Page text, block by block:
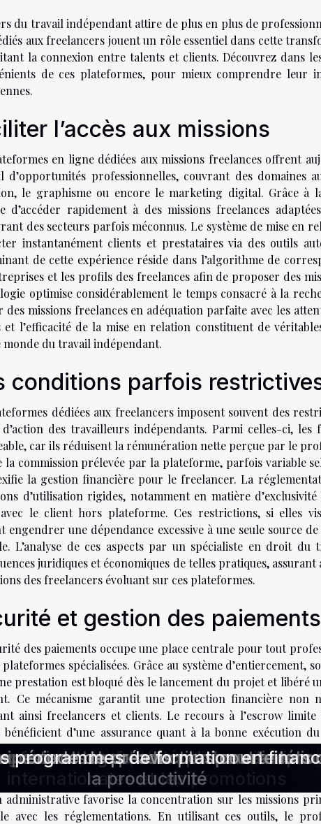
du travail indépendant attire de plus en plus de
aux freelancers jouent un rôle essentiel dans cette
la connexion entre talents et clients. Découvrez dans
de ces plateformes, pour mieux comprendre leur
l’accès aux missions
en ligne dédiées aux missions freelances offrent
d’opportunités professionnelles, couvrant des domaines
le graphisme ou encore le marketing digital. Grâce à
d’accéder rapidement à des missions freelances
des secteurs parfois méconnus. Le système de mise en
instantanément clients et prestataires via des outils
de cette expérience réside dans l’algorithme de
et les profils des freelances afin de proposer des
optimise considérablement le temps consacré à la
des missions freelances en adéquation parfaite avec les
et l’efficacité de la mise en relation constituent de
monde du travail indépendant.
conditions parfois
dédiées aux freelancers imposent souvent des
des travailleurs indépendants. Parmi celles-ci,
car ils réduisent la rémunération nette perçue par le
la commission prélevée par la plateforme, parfois variable
la gestion financière pour le freelancer. La
d’utilisation rigides, notamment en matière
le client hors plateforme. Ces restrictions, si elles
engendrer une dépendance excessive à une seule source
L’analyse de ces aspects par un spécialiste en droit
juridiques et économiques de telles pratiques,
des freelancers évoluant sur ces plateformes.
et gestion des paiements
des paiements occupe une place centrale pour tout
plateformes spécialisées. Grâce au système d’entiercement,
prestation est bloqué dès le lancement du projet et libéré
Ce mécanisme garantit une protection financière non
ainsi freelancers et clients. Le recours à l’escrow
bénéficient d’une assurance quant à la bonne exécution
ces plateformes intègrent souvent des outils avancés de
permettent un suivi rigoureux des missions, l’émission
mais aussi la centralisation des documents
administrative favorise la concentration sur les missions
avec les réglementations. En utilisant ces outils, le
des employés
la gestion des risques
les assessments professionnels
projets dans le secteur numérique
les PME en 2023
pour une meilleure hygiène
intellectuelle efficacement
avec l'aide de l'IA
la compétition des métiers
sociaux supplémentaires au
le secteur des
internationales et les promotions
: guide complet sur les
gestion des ressources humaines
de production peut
la productivité
période de préavis plus courte lors
programmes de formation en